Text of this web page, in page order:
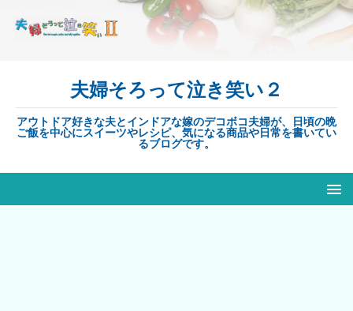
夫婦そろって泣き笑い２
アウトドア好きな夫とインドアな嫁のデコボコ夫婦が、日頃の晩
ご飯を中心にスイーツやレシピ、気になる商品や日常を書いてい
るブログです。